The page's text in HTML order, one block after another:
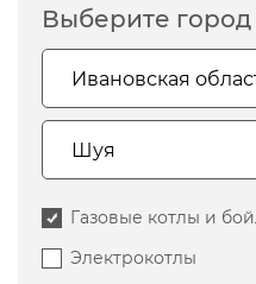
Выберите город
Газовые котлы и
Электрокотлы